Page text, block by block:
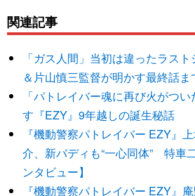
関連記事
「ガス人間」当初は違ったラス
＆片山慎三監督が明かす最終話
「パトレイバー魂に再び火がつ
す『EZY』9年越しの誕生秘話
『機動警察パトレイバー EZY』
介、新バディも“一心同体” 特車
ンタビュー】
『機動警察パトレイバー EZY』